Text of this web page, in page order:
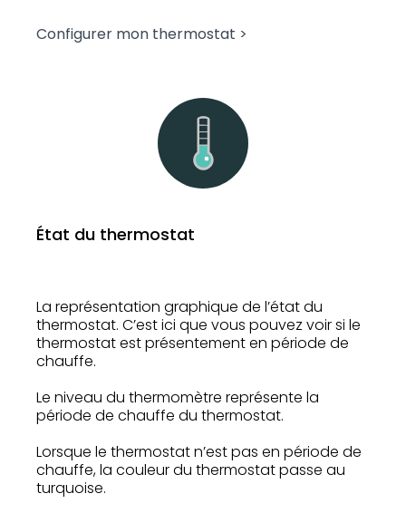
État du thermostat
La représentation graphique de l’état du
thermostat. C’est ici que vous pouvez voir si le
thermostat est présentement en période de
chauffe.
Le niveau du thermomètre représente la
période de chauffe du thermostat.
Lorsque le thermostat n’est pas en période de
chauffe, la couleur du thermostat passe au
turquoise.
Configurer mon thermostat >